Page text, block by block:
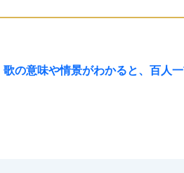
意味や情景がわかると、百人